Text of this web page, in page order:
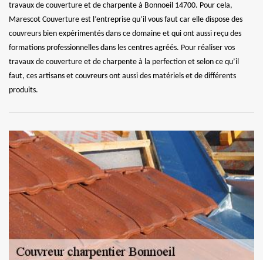
travaux de couverture et de charpente à Bonnoeil 14700. Pour cela,
Marescot Couverture est l’entreprise qu’il vous faut car elle dispose des
couvreurs bien expérimentés dans ce domaine et qui ont aussi reçu des
formations professionnelles dans les centres agréés. Pour réaliser vos
travaux de couverture et de charpente à la perfection et selon ce qu’il
faut, ces artisans et couvreurs ont aussi des matériels et de différents
produits.